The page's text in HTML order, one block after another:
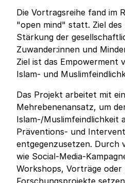
Die Vortragsreihe fand im
"open mind" statt. Ziel des
Stärkung der
Zuwander:innen und
Ziel ist das Empowerment
Islam- und
Das Projekt arbeitet mit
Mehrebenenansatz, um
Islam-/Muslimfeindlichkeit
Präventions- und
entgegenzusetzen. Durch
wie Social-Media-
Workshops, Vorträge